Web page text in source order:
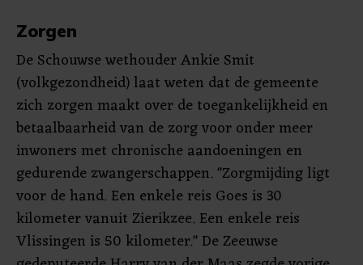
Zorgen
De Schouwse wethouder Ankie Smit
(volkgezondheid) laat weten dat de gemeente
zich zorgen maakt over de toegankelijkheid en
betaalbaarheid van de zorg voor onder meer
inwoners met chronische aandoeningen en
gedurende zwangerschappen. "Zorgmijding ligt
voor de hand. Een enkele reis Goes is 30
kilometer vanuit Zierikzee. Een enkele reis
Vlissingen is 50 kilometer." De Zeeuwse